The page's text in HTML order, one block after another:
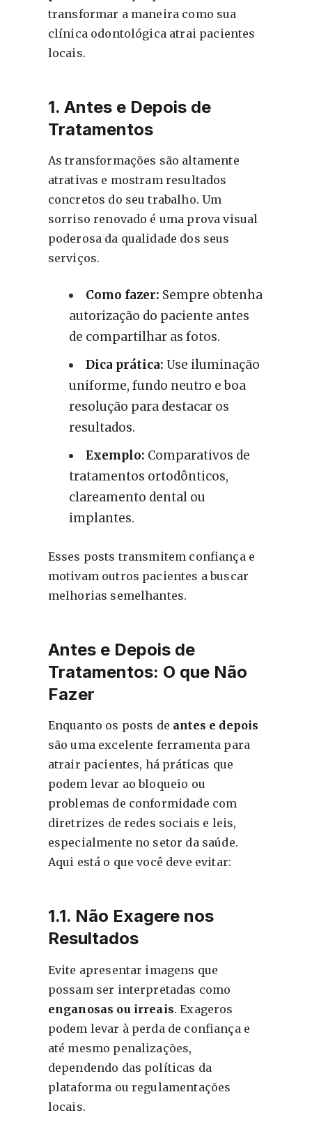
transformar a maneira como sua
clínica odontológica atrai pacientes
locais.
1. Antes e Depois de
Tratamentos
As transformações são altamente
atrativas e mostram resultados
concretos do seu trabalho. Um
sorriso renovado é uma prova visual
poderosa da qualidade dos seus
serviços.
Como fazer: Sempre obtenha
autorização do paciente antes
de compartilhar as fotos.
Dica prática: Use iluminação
uniforme, fundo neutro e boa
resolução para destacar os
resultados.
Exemplo: Comparativos de
tratamentos ortodônticos,
clareamento dental ou
implantes.
Esses posts transmitem confiança e
motivam outros pacientes a buscar
melhorias semelhantes.
Antes e Depois de
Tratamentos: O que Não
Fazer
Enquanto os posts de antes e depois
são uma excelente ferramenta para
atrair pacientes, há práticas que
podem levar ao bloqueio ou
problemas de conformidade com
diretrizes de redes sociais e leis,
especialmente no setor da saúde.
Aqui está o que você deve evitar:
1.1. Não Exagere nos
Resultados
Evite apresentar imagens que
possam ser interpretadas como
enganosas ou irreais. Exageros
podem levar à perda de confiança e
até mesmo penalizações,
dependendo das políticas da
plataforma ou regulamentações
locais.